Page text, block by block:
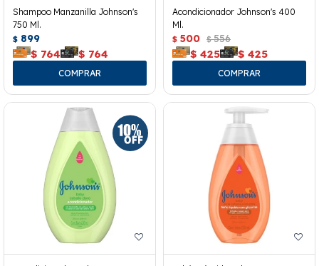
Shampoo Manzanilla Johnson's
750 Ml.
$ 899
$ 764 $ 764
Acondicionador Johnson's 400
Ml.
$ 500 $ 556
$ 425 $ 425